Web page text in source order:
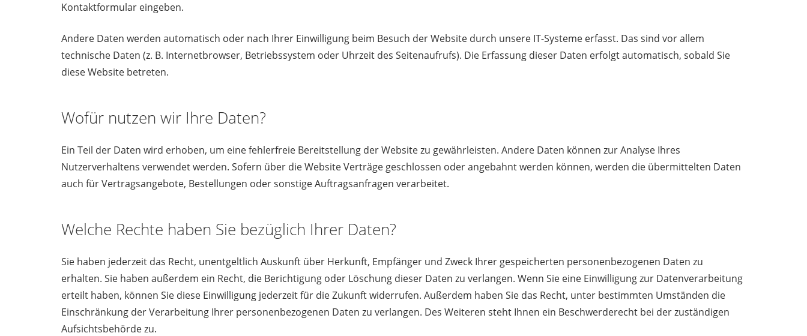
Kontaktformular eingeben.
Andere Daten werden automatisch oder nach Ihrer Einwilligung beim Besuch der Website durch unsere IT-Systeme erfasst. Das sind vor allem
technische Daten (z. B. Internetbrowser, Betriebssystem oder Uhrzeit des Seitenaufrufs). Die Erfassung dieser Daten erfolgt automatisch, sobald Sie
diese Website betreten.
Wofür nutzen wir Ihre Daten?
Ein Teil der Daten wird erhoben, um eine fehlerfreie Bereitstellung der Website zu gewährleisten. Andere Daten können zur Analyse Ihres
Nutzerverhaltens verwendet werden. Sofern über die Website Verträge geschlossen oder angebahnt werden können, werden die übermittelten Daten
auch für Vertragsangebote, Bestellungen oder sonstige Auftragsanfragen verarbeitet.
Welche Rechte haben Sie bezüglich Ihrer Daten?
Sie haben jederzeit das Recht, unentgeltlich Auskunft über Herkunft, Empfänger und Zweck Ihrer gespeicherten personenbezogenen Daten zu
erhalten. Sie haben außerdem ein Recht, die Berichtigung oder Löschung dieser Daten zu verlangen. Wenn Sie eine Einwilligung zur Datenverarbeitung
erteilt haben, können Sie diese Einwilligung jederzeit für die Zukunft widerrufen. Außerdem haben Sie das Recht, unter bestimmten Umständen die
Einschränkung der Verarbeitung Ihrer personenbezogenen Daten zu verlangen. Des Weiteren steht Ihnen ein Beschwerderecht bei der zuständigen
Aufsichtsbehörde zu.